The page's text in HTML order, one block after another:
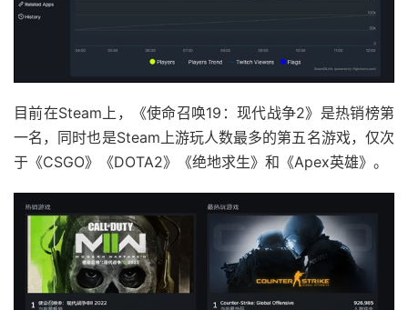
目前在Steam上，《使命召唤19：现代战争2》是热销榜第
一名，同时也是Steam上游玩人数最多的第五名游戏，仅次
于《CSGO》《DOTA2》《绝地求生》和《Apex英雄》。